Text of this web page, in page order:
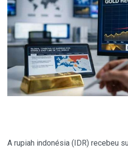
A rupiah indonésia (IDR) recebeu